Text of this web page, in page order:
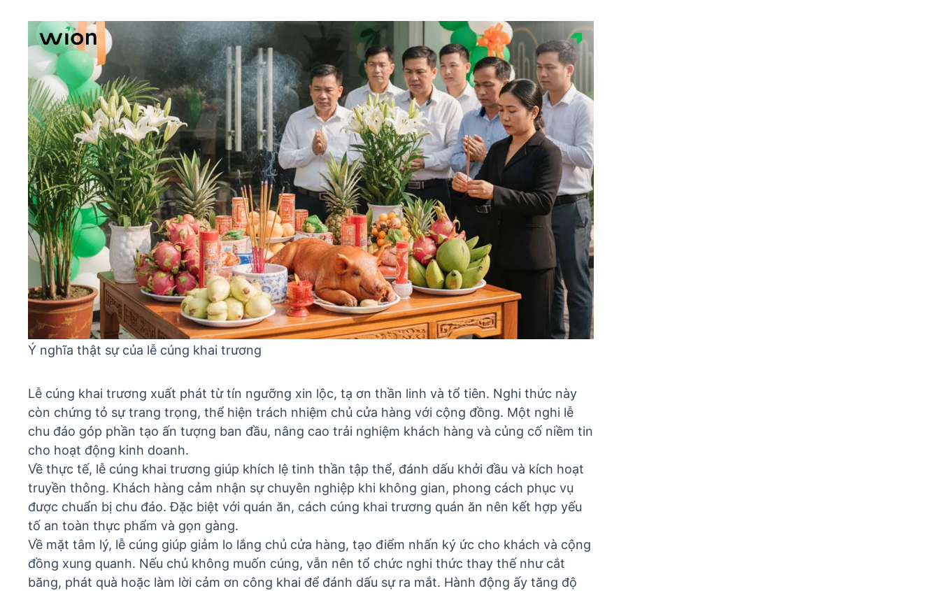
Ý nghĩa thật sự của lễ cúng khai trương
Lễ cúng khai trương xuất phát từ tín ngưỡng xin lộc, tạ ơn thần linh và tổ tiên. Nghi thức này
còn chứng tỏ sự trang trọng, thể hiện trách nhiệm chủ cửa hàng với cộng đồng. Một nghi lễ
chu đáo góp phần tạo ấn tượng ban đầu, nâng cao trải nghiệm khách hàng và củng cố niềm tin
cho hoạt động kinh doanh.
Về thực tế, lễ cúng khai trương giúp khích lệ tinh thần tập thể, đánh dấu khởi đầu và kích hoạt
truyền thông. Khách hàng cảm nhận sự chuyên nghiệp khi không gian, phong cách phục vụ
được chuẩn bị chu đáo. Đặc biệt với quán ăn, cách cúng khai trương quán ăn nên kết hợp yếu
tố an toàn thực phẩm và gọn gàng.
Về mặt tâm lý, lễ cúng giúp giảm lo lắng chủ cửa hàng, tạo điểm nhấn ký ức cho khách và cộng
đồng xung quanh. Nếu chủ không muốn cúng, vẫn nên tổ chức nghi thức thay thế như cắt
băng, phát quà hoặc làm lời cảm ơn công khai để đánh dấu sự ra mắt. Hành động ấy tăng độ